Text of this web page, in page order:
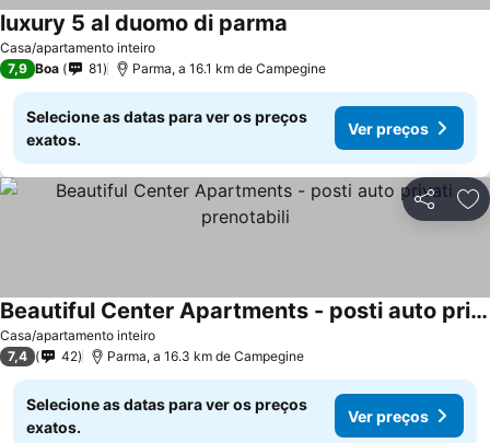
Casa/apartamento inteiro
luxury 5 al duomo di parma
7,9 Boa 81 Parma, a 16.1 km de Campegine
Selecione as datas para ver os preços
exatos.
Ver preços
Partilhar
Casa/apartamento inteiro
Beautiful Center Apartments - posti auto privati prenotabili
7,4 42 Parma, a 16.3 km de Campegine
Selecione as datas para ver os preços
exatos.
Ver preços